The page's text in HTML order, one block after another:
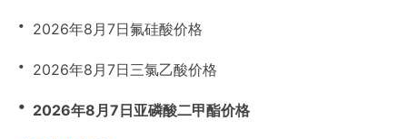
・ 2026年8月7日氟硅酸价格
・ 2026年8月7日三氯乙酸价格
・ 2026年8月7日亚磷酸二甲酯价格